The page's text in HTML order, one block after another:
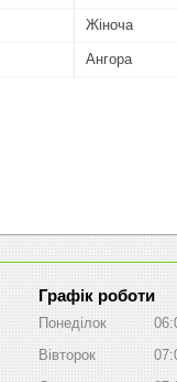
Жіноча
Ангора
Графік роботи
Понеділок
Вівторок